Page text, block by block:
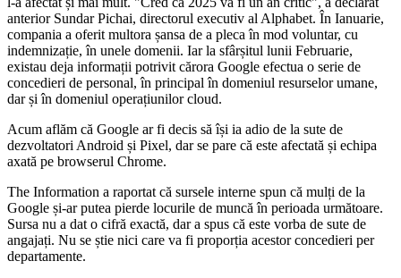
anterior Sundar Pichai, directorul executiv al Alphabet. În Ianuarie,
compania a oferit multora șansa de a pleca în mod voluntar, cu
indemnizație, în unele domenii. Iar la sfârșitul lunii Februarie,
existau deja informații potrivit cărora Google efectua o serie de
concedieri de personal, în principal în domeniul resurselor umane,
dar și în domeniul operațiunilor cloud.
Acum aflăm că Google ar fi decis să își ia adio de la sute de
dezvoltatori Android și Pixel, dar se pare că este afectată și echipa
axată pe browserul Chrome.
The Information a raportat că sursele interne spun că mulți de la
Google și-ar putea pierde locurile de muncă în perioada următoare.
Sursa nu a dat o cifră exactă, dar a spus că este vorba de sute de
angajați. Nu se știe nici care va fi proporția acestor concedieri per
departamente.